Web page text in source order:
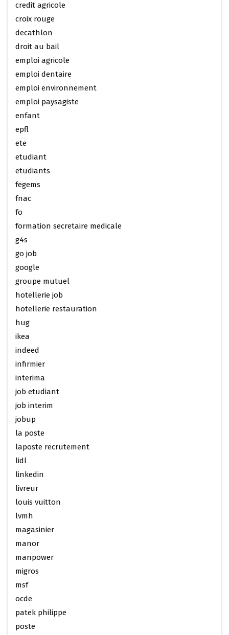
credit agricole
croix rouge
decathlon
droit au bail
emploi agricole
emploi dentaire
emploi environnement
emploi paysagiste
enfant
epfl
ete
etudiant
etudiants
fegems
fnac
fo
formation secretaire medicale
g4s
go job
google
groupe mutuel
hotellerie job
hotellerie restauration
hug
ikea
indeed
infirmier
interima
job etudiant
job interim
jobup
la poste
laposte recrutement
lidl
linkedin
livreur
louis vuitton
lvmh
magasinier
manor
manpower
migros
msf
ocde
patek philippe
poste